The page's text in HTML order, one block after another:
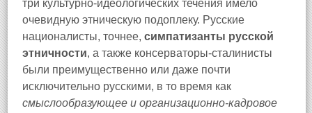
три культурно-идеологических течения имело
очевидную этническую подоплеку. Русские
националисты, точнее, симпатизанты русской
этничности, а также консерваторы-сталинисты
были преимущественно или даже почти
исключительно русскими, в то время как
смыслообразующее и организационно-кадровое